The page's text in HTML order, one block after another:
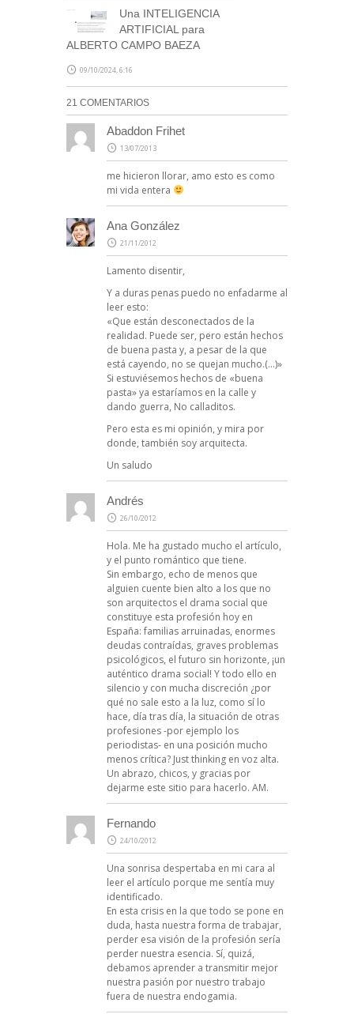
Una INTELIGENCIA
ARTIFICIAL para
ALBERTO CAMPO BAEZA
09/10/2024, 6:16
21 COMENTARIOS
Abaddon Frihet
13/07/2013
me hicieron llorar, amo esto es como
mi vida entera
Ana González
21/11/2012
Lamento disentir,
Y a duras penas puedo no enfadarme al
leer esto:
«Que están desconectados de la
realidad. Puede ser, pero están hechos
de buena pasta y, a pesar de la que
está cayendo, no se quejan mucho.(…)»
Si estuviésemos hechos de «buena
pasta» ya estaríamos en la calle y
dando guerra, No calladitos.
Pero esta es mi opinión, y mira por
donde, también soy arquitecta.
Un saludo
Andrés
26/10/2012
Hola. Me ha gustado mucho el artículo,
y el punto romántico que tiene.
Sin embargo, echo de menos que
alguien cuente bien alto a los que no
son arquitectos el drama social que
constituye esta profesión hoy en
España: familias arruinadas, enormes
deudas contraídas, graves problemas
psicológicos, el futuro sin horizonte, ¡un
auténtico drama social! Y todo ello en
silencio y con mucha discreción ¿por
qué no sale esto a la luz, como sí lo
hace, día tras día, la situación de otras
profesiones -por ejemplo los
periodistas- en una posición mucho
menos crítica? Just thinking en voz alta.
Un abrazo, chicos, y gracias por
dejarme este sitio para hacerlo. AM.
Fernando
24/10/2012
Una sonrisa despertaba en mi cara al
leer el artículo porque me sentía muy
identificado.
En esta crisis en la que todo se pone en
duda, hasta nuestra forma de trabajar,
perder esa visión de la profesión sería
perder nuestra esencia. Sí, quizá,
debamos aprender a transmitir mejor
nuestra pasión por nuestro trabajo
fuera de nuestra endogamia.